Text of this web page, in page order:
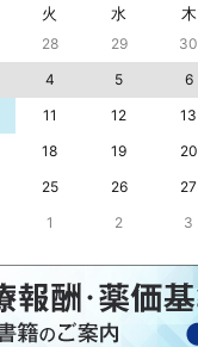
火 水 木
28 29 30
4 5 6
11 12 13
18 19 20
25 26 27
1 2 3